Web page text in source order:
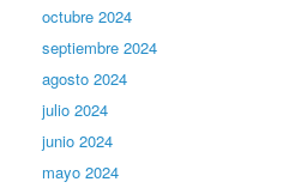
octubre 2024
septiembre 2024
agosto 2024
julio 2024
junio 2024
mayo 2024